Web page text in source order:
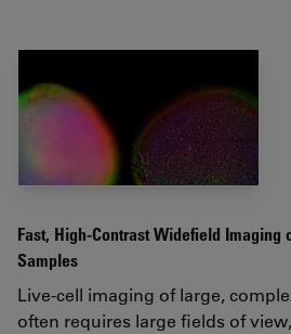
Fast, High-Contrast Widefield Imaging
Samples
Live‑cell imaging of large,
often requires large fields of